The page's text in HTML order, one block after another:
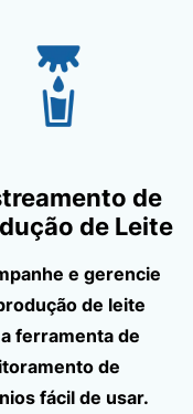
de
de Leite
e gerencie
de leite
ferramenta de
de
fácil de usar.